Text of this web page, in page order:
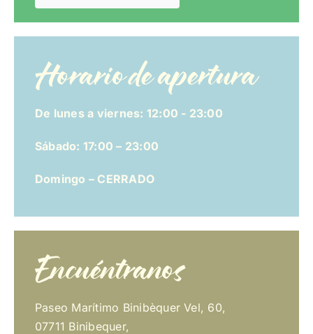
Horario de apertura
De lunes a viernes: 12:00 - 23:00
Sábado: 17:00 – 23:00
Domingo – CERRADO
Encuéntranos
Paseo Marítimo Binibèquer Vel, 60,
07711 Binibequer,